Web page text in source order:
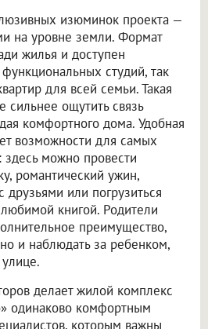
изюминок проекта —
на уровне земли. Формат
жилья и доступен
студий, так
для всей семьи. Такая
сильнее ощутить связь
комфортного дома. Удобная
возможности для самых
здесь можно провести
романтический ужин,
друзьями или погрузиться
книгой. Родители
преимущество,
и наблюдать за ребенком,
делает жилой комплекс
одинаково комфортным
которым важны